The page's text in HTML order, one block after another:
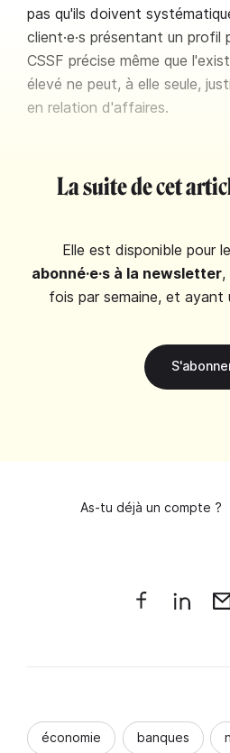
pas qu'ils doivent
client·e·s présentant un profil
CSSF précise même que
élevé ne peut, à elle seule,
en relation d'affaires.
La suite de cet
Elle est disponible pour
abonné·e·s à la newsletter,
fois par semaine, et ayant
As-tu déjà un compte ?
économie banques